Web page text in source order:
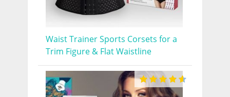
Waist Trainer Sports Corsets for a
Trim Figure & Flat Waistline